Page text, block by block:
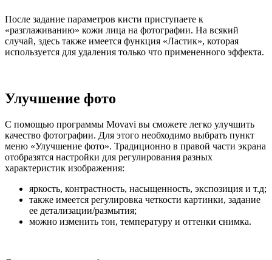
После задание параметров кисти приступаете к
«разглаживанию» кожи лица на фотографии. На всякий
случай, здесь также имеется функция «Ластик», которая
используется для удаления только что примененного эффекта.
Улучшение фото
С помощью программы Movavi вы сможете легко улучшить
качество фотографии. Для этого необходимо выбрать пункт
меню «Улучшение фото». Традиционно в правой части экрана
отобразятся настройки для регулирования разных
характеристик изображения:
яркость, контрастность, насыщенность, экспозиция и т.д;
также имеется регулировка четкости картинки, задание
ее детализации/размытия;
можно изменить тон, температуру и оттенки снимка.